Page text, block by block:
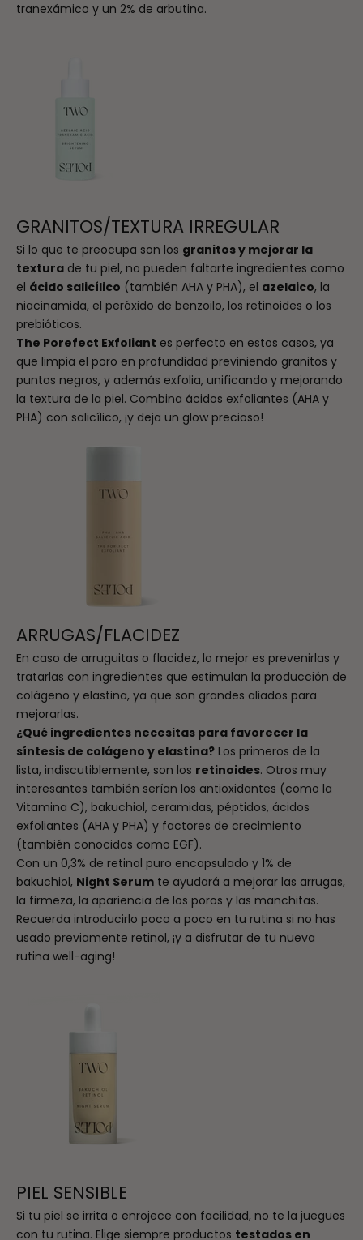
tranexámico y un 2% de arbutina.
GRANITOS/TEXTURA IRREGULAR
Si lo que te preocupa son los granitos y mejorar la
textura de tu piel, no pueden faltarte ingredientes como
el ácido salicílico (también AHA y PHA), el azelaico, la
niacinamida, el peróxido de benzoilo, los retinoides o los
prebióticos.
The Porefect Exfoliant es perfecto en estos casos, ya
que limpia el poro en profundidad previniendo granitos y
puntos negros, y además exfolia, unificando y mejorando
la textura de la piel. Combina ácidos exfoliantes (AHA y
PHA) con salicílico, ¡y deja un glow precioso!
ARRUGAS/FLACIDEZ
En caso de arruguitas o flacidez, lo mejor es prevenirlas y
tratarlas con ingredientes que estimulan la producción de
colágeno y elastina, ya que son grandes aliados para
mejorarlas.
¿Qué ingredientes necesitas para favorecer la
síntesis de colágeno y elastina? Los primeros de la
lista, indiscutiblemente, son los retinoides. Otros muy
interesantes también serían los antioxidantes (como la
Vitamina C), bakuchiol, ceramidas, péptidos, ácidos
exfoliantes (AHA y PHA) y factores de crecimiento
(también conocidos como EGF).
Con un 0,3% de retinol puro encapsulado y 1% de
bakuchiol, Night Serum te ayudará a mejorar las arrugas,
la firmeza, la apariencia de los poros y las manchitas.
Recuerda introducirlo poco a poco en tu rutina si no has
usado previamente retinol, ¡y a disfrutar de tu nueva
rutina well-aging!
PIEL SENSIBLE
Si tu piel se irrita o enrojece con facilidad, no te la juegues
con tu rutina. Elige siempre productos testados en